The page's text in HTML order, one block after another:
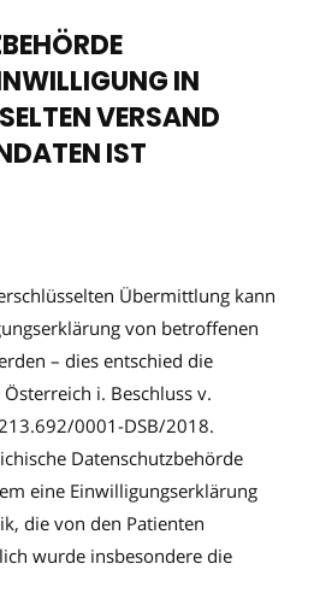
IN
VERSAND
IST
Übermittlung kann
von betroffenen
– dies entschied die
i. Beschluss v.
0001-DSB/2018.
Datenschutzbehörde
eine Einwilligungserklärung
die von den Patienten
wurde insbesondere die